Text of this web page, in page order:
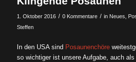
1. Oktober 2016 / 0 Kommentare / in Neues
Steffen
In den USA sind Posaunenchöre
so wichtiger ist unsere Aufgabe, auch